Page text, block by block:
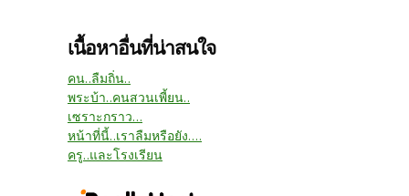
เนื้อหาอื่นที่น่าสนใจ
คน..ลืมถิ่น..
พระบ้า..คนสวนเพี้ยน..
เซราะกราว...
หน้าที่นี้..เราลืมหรือยัง....
ครู..และโรงเรียน